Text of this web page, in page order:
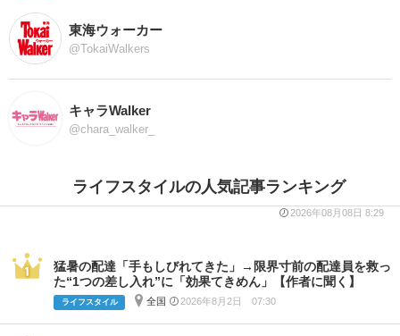
東海ウォーカー
@TokaiWalkers
キャラWalker
@chara_walker_
ライフスタイルの人気記事ランキング
2026年08月08日 8:29
猛暑の配達「手もしびれてきた」→限界寸前の配達員を救っ
た“1つの差し入れ”に「効果てきめん」【作者に聞く】
ライフスタイル 全国 2026年8月2日 07:30